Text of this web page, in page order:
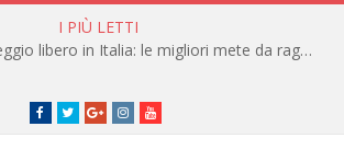
I PIÙ LETTI
Dove fare campeggio libero in Italia: le migliori mete da raggiungere in traghetto
Facebook
TwitterGoogle+instagramyoutube